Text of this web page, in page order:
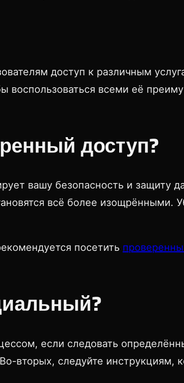
доступ к различным
воспользоваться всеми её
доступ?
вашу безопасность и защиту
всё более изощрёнными.
посетить
если следовать
вторых, следуйте инструкциям,